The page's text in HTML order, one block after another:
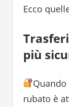
Ecco
più
rubato è